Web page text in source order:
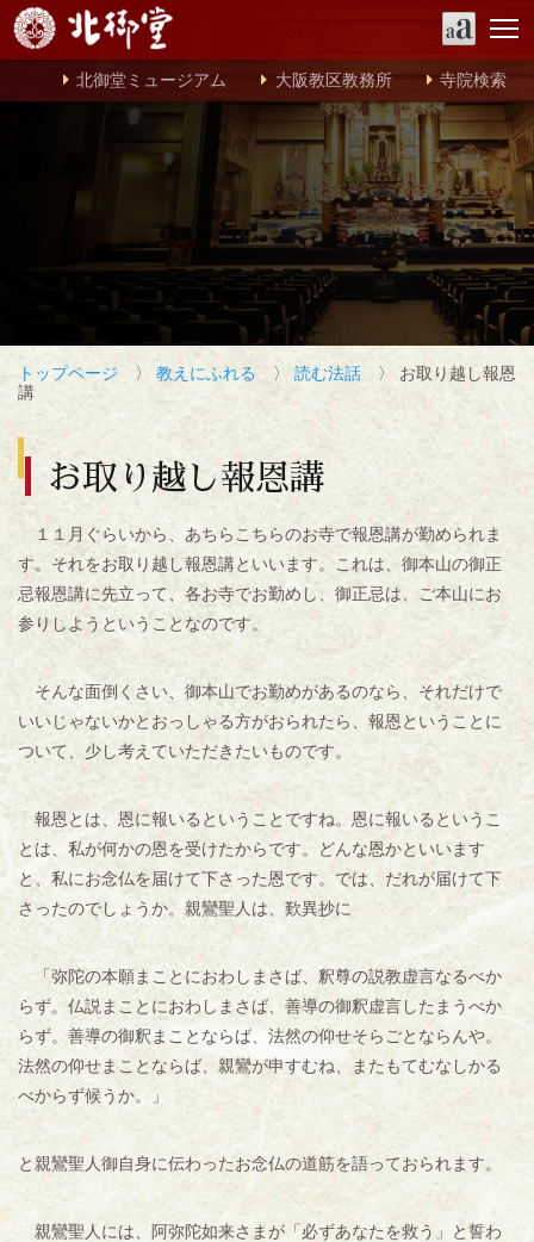
北御堂ミュージアム 大阪教区教務所 寺院検索
トップページ 〉 教えにふれる 〉 読む法話 〉 お取り越し報恩
講
お取り越し報恩講
１１月ぐらいから、あちらこちらのお寺で報恩講が勤められま
す。それをお取り越し報恩講といいます。これは、御本山の御正
忌報恩講に先立って、各お寺でお勤めし、御正忌は、ご本山にお
参りしようということなのです。
そんな面倒くさい、御本山でお勤めがあるのなら、それだけで
いいじゃないかとおっしゃる方がおられたら、報恩ということに
ついて、少し考えていただきたいものです。
報恩とは、恩に報いるということですね。恩に報いるというこ
とは、私が何かの恩を受けたからです。どんな恩かといいます
と、私にお念仏を届けて下さった恩です。では、だれが届けて下
さったのでしょうか。親鸞聖人は、歎異抄に
「弥陀の本願まことにおわしまさば、釈尊の説教虚言なるべか
らず。仏説まことにおわしまさば、善導の御釈虚言したまうべか
らず。善導の御釈まことならば、法然の仰せそらごとならんや。
法然の仰せまことならば、親鸞が申すむね、またもてむなしかる
べからず候うか。」
と親鸞聖人御自身に伝わったお念仏の道筋を語っておられます。
親鸞聖人には、阿弥陀如来さまが「必ずあなたを救う」と誓わ